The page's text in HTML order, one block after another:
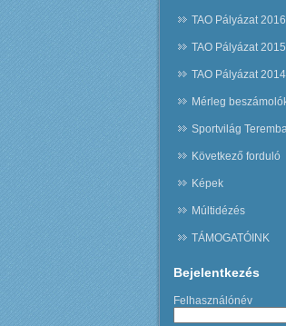
TAO Pályázat
TAO Pályázat
TAO Pályázat
Mérleg
Sportvilág
Következő forduló
Képek
Múltidézés
TÁMOGATÓINK
Bejelentkezés
Felhasználónév